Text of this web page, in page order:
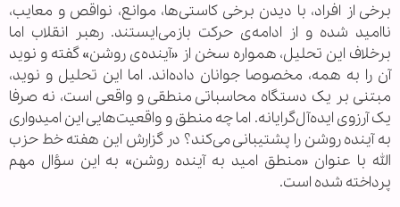
برخی از افراد، با دیدن برخی کاستی‌ها، موانع، نواقص و معایب،
ناامید شده و از ادامه‌ی حرکت بازمی‌ایستند. رهبر انقلاب اما
برخلاف این تحلیل، همواره سخن از «آینده‌ی روشن» گفته و نوید
آن را به همه، مخصوصا جوانان داده‌اند. اما این تحلیل و نوید،
مبتنی بر یک دستگاه محاسباتی منطقی و واقعی است، نه صرفا
یک آرزوی ایده‌آل‌گرایانه. اما چه منطق و واقعیت‌هایی این امیدواری
به آینده روشن را پشتیبانی می‌کند؟ در گزارش این هفته خط حزب
الله با عنوان «منطق امید به آینده روشن» به این سؤال مهم
پرداخته شده است.